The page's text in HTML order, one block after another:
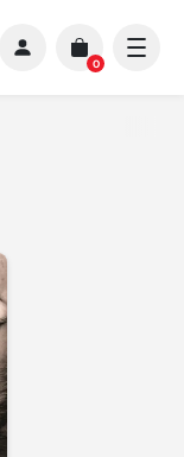
0